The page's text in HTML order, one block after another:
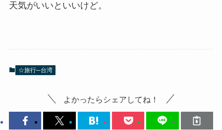
天気がいいといいけど。
☆旅行─台湾
よかったらシェアしてね！